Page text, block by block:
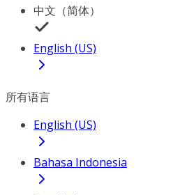
中文（简体）
English (US)
所有语言
English (US)
Bahasa Indonesia